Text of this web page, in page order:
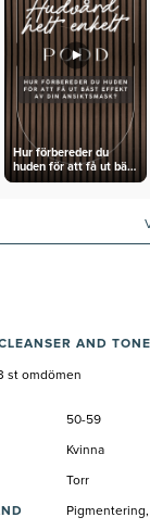
Hur förbereder du
huden för att få ut bäst
effekt av din
AND
st omdömen
50-59
Kvinna
Torr